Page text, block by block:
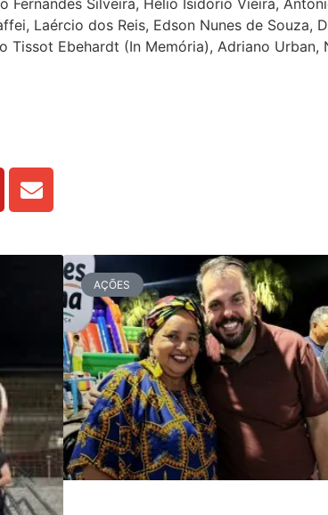
Laércio dos Reis, Edson Nunes de
Tissot Ebehardt (In Memória), Adriano
AÇÕES